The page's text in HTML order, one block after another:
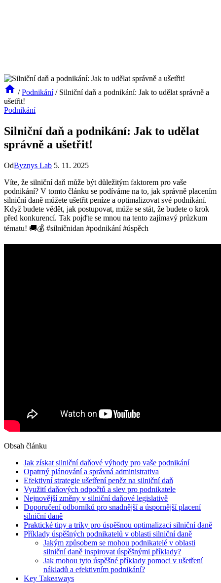
/ Podnikání / Silniční daň a podnikání: Jak to udělat správně a
ušetřit!
Podnikání
Silniční daň a podnikání: Jak to udělat
správně a ušetřit!
OdByznys Lab 5. 11. 2025
Víte, že silniční daň může být důležitým faktorem pro vaše
podnikání? V tomto článku se podíváme na to, jak správně placením
silniční daně můžete ušetřit peníze a optimalizovat své podnikání.
Když budete vědět, jak postupovat, může se stát, že budete o krok
před konkurencí. Tak pojďte se mnou na tento zajímavý průzkum
tématu! 🚚💰 #silničnidan #podnikání #úspěch
Obsah článku
Jak získat silniční daňové výhody pro vaše podnikání
Opatrný plánování a správná administrativa
Efektivní strategie ušetření peněz na silniční daň
Využití daňových odpočtů a slev pro podnikatele
Nejnovější změny v silniční daňové legislativě
Doporučení odborníků pro snadnější a úspornější placení
silniční daně
Praktické tipy a triky pro úspěšnou optimalizaci silniční daně
Příklady úspěšných podnikatelů v oblasti silniční daně
Jakým způsobem se mohou podnikatelé v oblasti
silniční daně inspirovat úspěšnými příklady?
Jak mohou tyto úspěšné příklady pomoci v ušetření
nákladů a efektivním podnikání?
Key Takeaways